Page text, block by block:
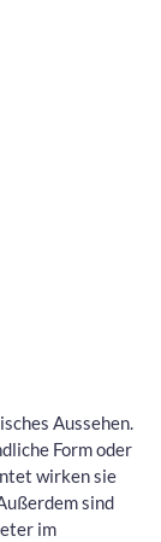
Aussehen.
Form oder
wirken sie
sind
im